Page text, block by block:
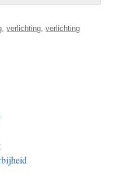
,verlichting,verlichting